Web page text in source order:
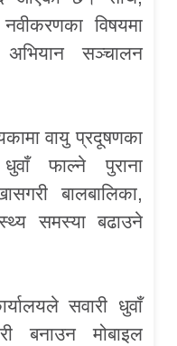
विषयमा
सञ्चालन
वायु प्रदूषणका
फाल्ने पुराना
बालबालिका,
समस्या बढाउने
सवारी धुवाँ
बनाउन मोबाइल